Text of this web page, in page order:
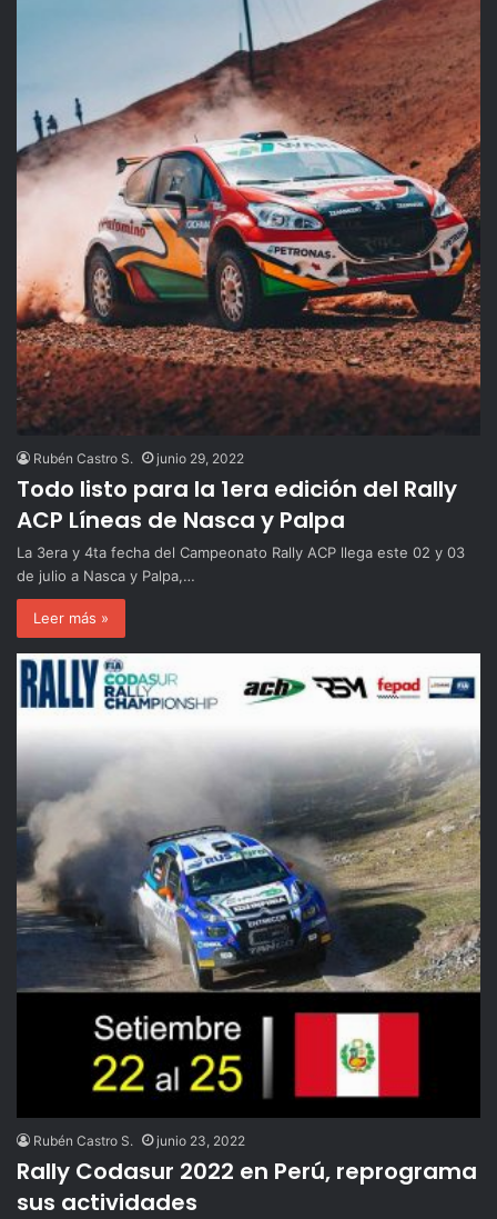
Rubén Castro S. junio 29, 2022
Todo listo para la 1era edición del Rally
ACP Líneas de Nasca y Palpa
La 3era y 4ta fecha del Campeonato Rally ACP llega este 02 y 03
de julio a Nasca y Palpa,…
Leer más »
Rubén Castro S. junio 23, 2022
Rally Codasur 2022 en Perú, reprograma
sus actividades